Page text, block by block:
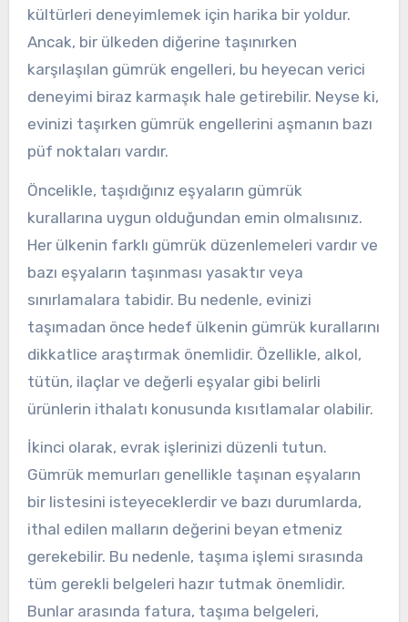
kültürleri deneyimlemek için harika bir yoldur.
Ancak, bir ülkeden diğerine taşınırken
karşılaşılan gümrük engelleri, bu heyecan verici
deneyimi biraz karmaşık hale getirebilir. Neyse ki,
evinizi taşırken gümrük engellerini aşmanın bazı
püf noktaları vardır.
Öncelikle, taşıdığınız eşyaların gümrük
kurallarına uygun olduğundan emin olmalısınız.
Her ülkenin farklı gümrük düzenlemeleri vardır ve
bazı eşyaların taşınması yasaktır veya
sınırlamalara tabidir. Bu nedenle, evinizi
taşımadan önce hedef ülkenin gümrük kurallarını
dikkatlice araştırmak önemlidir. Özellikle, alkol,
tütün, ilaçlar ve değerli eşyalar gibi belirli
ürünlerin ithalatı konusunda kısıtlamalar olabilir.
İkinci olarak, evrak işlerinizi düzenli tutun.
Gümrük memurları genellikle taşınan eşyaların
bir listesini isteyeceklerdir ve bazı durumlarda,
ithal edilen malların değerini beyan etmeniz
gerekebilir. Bu nedenle, taşıma işlemi sırasında
tüm gerekli belgeleri hazır tutmak önemlidir.
Bunlar arasında fatura, taşıma belgeleri,